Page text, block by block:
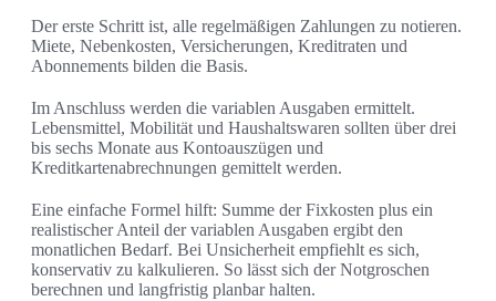
Der erste Schritt ist, alle regelmäßigen Zahlungen zu notieren.
Miete, Nebenkosten, Versicherungen, Kreditraten und
Abonnements bilden die Basis.
Im Anschluss werden die variablen Ausgaben ermittelt.
Lebensmittel, Mobilität und Haushaltswaren sollten über drei
bis sechs Monate aus Kontoauszügen und
Kreditkartenabrechnungen gemittelt werden.
Eine einfache Formel hilft: Summe der Fixkosten plus ein
realistischer Anteil der variablen Ausgaben ergibt den
monatlichen Bedarf. Bei Unsicherheit empfiehlt es sich,
konservativ zu kalkulieren. So lässt sich der Notgroschen
berechnen und langfristig planbar halten.